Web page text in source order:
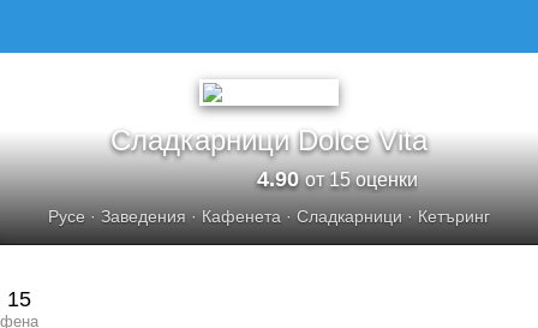
Сладкарници Dolce Vita
4.90от 15 оценки
Русе · Заведения · Кафенета · Сладкарници · Кетъринг
15
фена